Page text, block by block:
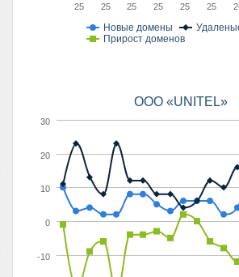
Новые домены
Прирост доменов
25 25 25 25 25 25
OOO «UNITEL»
-10
0
10
20
30